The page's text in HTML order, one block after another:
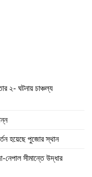
২- ঘটনায় চাঞ্চল্য
হয়েছে পুজোর স্থান
নেপাল সীমান্তে উদ্ধার